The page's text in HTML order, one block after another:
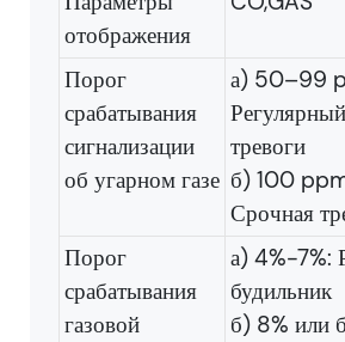
отображения
Порог
срабатывания
сигнализации
об угарном газе
а) 50–99
тревоги
б) 100
Срочная
Порог
срабатывания
газовой
а) 4%-7%:
будильник
б) 8% или